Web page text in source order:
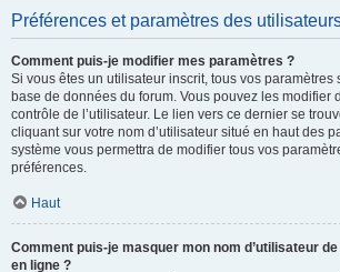
Préférences et paramètres des
Comment puis-je modifier mes paramètres ?
Si vous êtes un utilisateur inscrit, tous vos paramètres
base de données du forum. Vous pouvez les modifier
contrôle de l’utilisateur. Le lien vers ce dernier se
cliquant sur votre nom d’utilisateur situé en haut des
système vous permettra de modifier tous vos
préférences.
Haut
Comment puis-je masquer mon nom d’utilisateur
en ligne ?